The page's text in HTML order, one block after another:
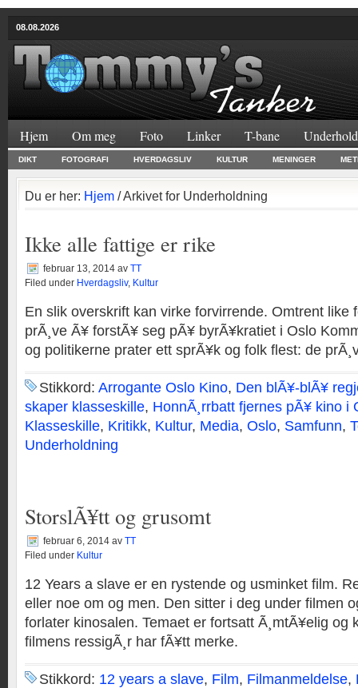
08.08.2026
Hjem Om meg Foto Linker T-bane
DIKT FOTOGRAFI HVERDAGSLIV KULTUR MENINGER
Du er her: Hjem / Arkivet for Underholdning
Ikke alle fattige er rike
februar 13, 2014 av TT
Filed under Hverdagsliv, Kultur
En slik overskrift kan virke forvirrende. Omtrent like
prÃ¸ve Ã¥ forstÃ¥ seg pÃ¥ byrÃ¥kratiet i Oslo
og politikerne prater ett sprÃ¥k og folk flest: de
Stikkord: Arrogante Oslo Kino, Den blÃ¥-blÃ¥
skaper klasseskille, HonnÃ¸rrbatt fjernes pÃ¥ kino i
Klasseskille, Kritikk, Kultur, Media, Oslo, Samfunn,
Underholdning
StorslÃ¥tt og grusomt
februar 6, 2014 av TT
Filed under Kultur
12 Years a slave er en rystende og usminket film.
eller noe om og men. Den sitter i deg under filmen
forlater kinosalen. Temaet er fortsatt Ã¸mtÃ¥elig og
filmens ressigÃ¸r har fÃ¥tt merke.
Stikkord: 12 years a slave, Film, Filmanmeldelse,